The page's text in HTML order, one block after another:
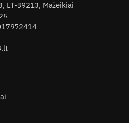
LT-89213, Mažeikiai